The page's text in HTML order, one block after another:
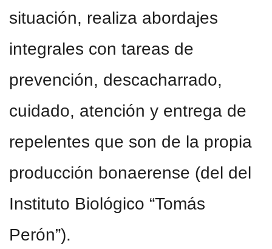
situación, realiza abordajes
integrales con tareas de
prevención, descacharrado,
cuidado, atención y entrega de
repelentes que son de la propia
producción bonaerense (del del
Instituto Biológico “Tomás
Perón”).